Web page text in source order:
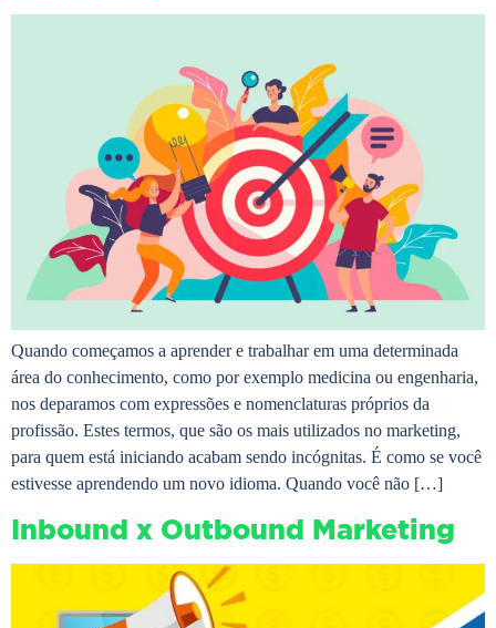
Quando começamos a aprender e trabalhar em uma determinada
área do conhecimento, como por exemplo medicina ou engenharia,
nos deparamos com expressões e nomenclaturas próprios da
profissão. Estes termos, que são os mais utilizados no marketing,
para quem está iniciando acabam sendo incógnitas. É como se você
estivesse aprendendo um novo idioma. Quando você não […]
Inbound x Outbound Marketing